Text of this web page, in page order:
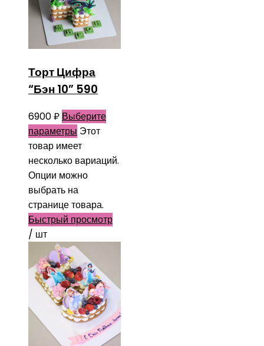
Торт Цифра
“Бэн 10” 590
6900₽ Выберите
параметры Этот
товар имеет
несколько вариаций.
Опции можно
выбрать на
странице товара.
Быстрый просмотр
/ шт